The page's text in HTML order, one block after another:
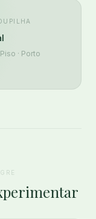
· Porto